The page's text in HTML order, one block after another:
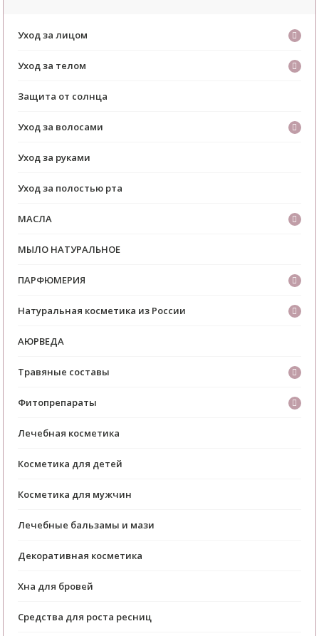
Уход за лицом
Уход за телом
Защита от солнца
Уход за волосами
Уход за руками
Уход за полостью рта
МАСЛА
МЫЛО НАТУРАЛЬНОЕ
ПАРФЮМЕРИЯ
Натуральная косметика из России
АЮРВЕДА
Травяные составы
Фитопрепараты
Лечебная косметика
Косметика для детей
Косметика для мужчин
Лечебные бальзамы и мази
Декоративная косметика
Хна для бровей
Средства для роста ресниц